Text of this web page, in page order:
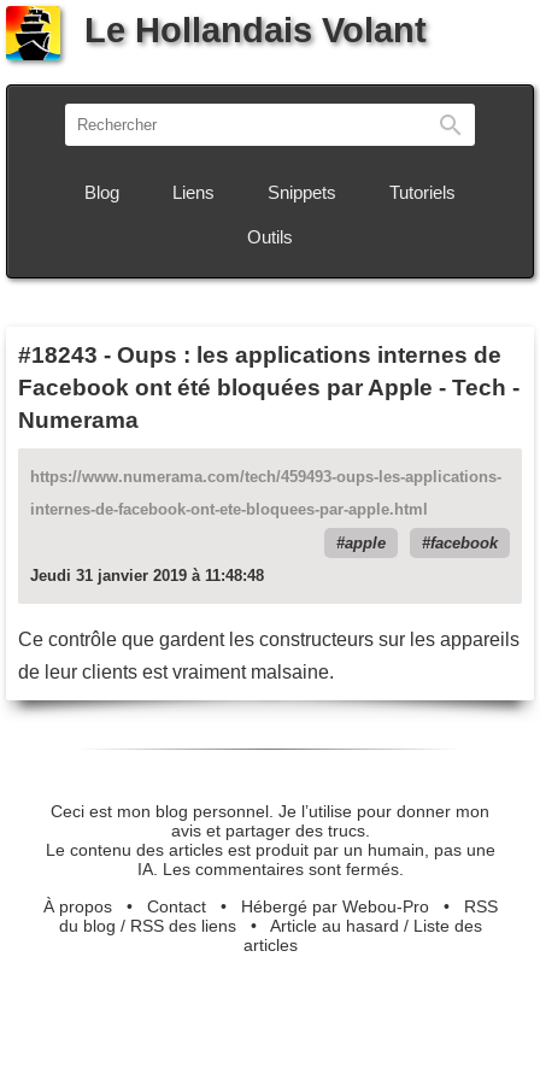
Le Hollandais Volant
Blog Liens Snippets Tutoriels
Outils
#18243 - Oups : les applications internes de
Facebook ont été bloquées par Apple - Tech -
Numerama
https://www.numerama.com/tech/459493-oups-les-applications-
internes-de-facebook-ont-ete-bloquees-par-apple.html
apple
facebook
Jeudi 31 janvier 2019 à 11:48:48
Ce contrôle que gardent les constructeurs sur les appareils
de leur clients est vraiment malsaine.
Ceci est mon blog personnel. Je l’utilise pour donner mon
avis et partager des trucs.
Le contenu des articles est produit par un humain, pas une
IA. Les commentaires sont fermés.
À propos• Contact• Hébergé par Webou-Pro• RSS
du blog / RSS des liens• Article au hasard / Liste des
articles